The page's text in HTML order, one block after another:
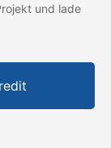
und lade